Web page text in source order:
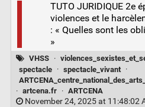
TUTO JURIDIQUE 2e
violences et le
: « Quelles sont les
»
VHSS ·
spectacle
· spectacle_vivant
·
· artcena.fr · ARTCENA
November 24, 2025 at 11:48:02